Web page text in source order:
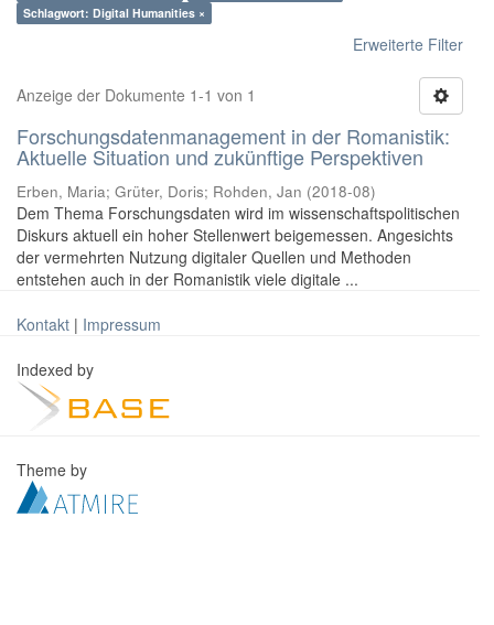
Schlagwort: Digital Humanities ×
Erweiterte Filter
Anzeige der Dokumente 1-1 von 1
Forschungsdatenmanagement in der Romanistik:
Aktuelle Situation und zukünftige Perspektiven
Erben, Maria; Grüter, Doris; Rohden, Jan (2018-08)
Dem Thema Forschungsdaten wird im wissenschaftspolitischen
Diskurs aktuell ein hoher Stellenwert beigemessen. Angesichts
der vermehrten Nutzung digitaler Quellen und Methoden
entstehen auch in der Romanistik viele digitale ...
Kontakt | Impressum
Indexed by
Theme by